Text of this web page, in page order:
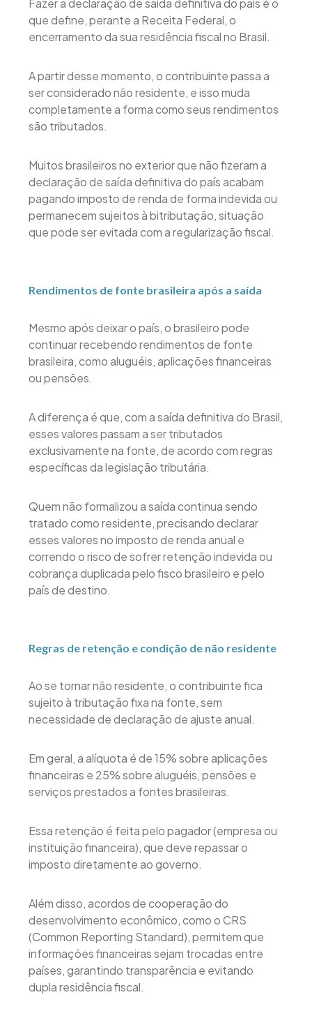
Fazer a declaração de saída definitiva do país é o
que define, perante a Receita Federal, o
encerramento da sua residência fiscal no Brasil.
A partir desse momento, o contribuinte passa a
ser considerado não residente, e isso muda
completamente a forma como seus rendimentos
são tributados.
Muitos brasileiros no exterior que não fizeram a
declaração de saída definitiva do país acabam
pagando imposto de renda de forma indevida ou
permanecem sujeitos à bitributação, situação
que pode ser evitada com a regularização fiscal.
Rendimentos de fonte brasileira após a saída
Mesmo após deixar o país, o brasileiro pode
continuar recebendo rendimentos de fonte
brasileira, como aluguéis, aplicações financeiras
ou pensões.
A diferença é que, com a saída definitiva do Brasil,
esses valores passam a ser tributados
exclusivamente na fonte, de acordo com regras
específicas da legislação tributária.
Quem não formalizou a saída continua sendo
tratado como residente, precisando declarar
esses valores no imposto de renda anual e
correndo o risco de sofrer retenção indevida ou
cobrança duplicada pelo fisco brasileiro e pelo
país de destino.
Regras de retenção e condição de não residente
Ao se tornar não residente, o contribuinte fica
sujeito à tributação fixa na fonte, sem
necessidade de declaração de ajuste anual.
Em geral, a alíquota é de 15% sobre aplicações
financeiras e 25% sobre aluguéis, pensões e
serviços prestados a fontes brasileiras.
Essa retenção é feita pelo pagador (empresa ou
instituição financeira), que deve repassar o
imposto diretamente ao governo.
Além disso, acordos de cooperação do
desenvolvimento econômico, como o CRS
(Common Reporting Standard), permitem que
informações financeiras sejam trocadas entre
países, garantindo transparência e evitando
dupla residência fiscal.